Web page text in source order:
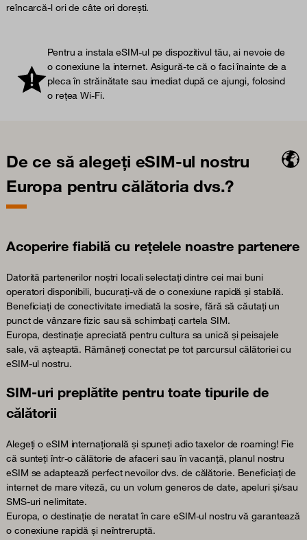
reîncarcă-l ori de câte ori dorești.
Pentru a instala eSIM-ul pe dispozitivul tău, ai nevoie de
o conexiune la internet. Asigură-te că o faci înainte de a
pleca în străinătate sau imediat după ce ajungi, folosind
o rețea Wi-Fi.
De ce să alegeți eSIM-ul nostru
Europa pentru călătoria dvs.?
Acoperire fiabilă cu rețelele noastre partenere
Datorită partenerilor noștri locali selectați dintre cei mai buni
operatori disponibili, bucurați-vă de o conexiune rapidă și stabilă.
Beneficiați de conectivitate imediată la sosire, fără să căutați un
punct de vânzare fizic sau să schimbați cartela SIM.
Europa, destinație apreciată pentru cultura sa unică și peisajele
sale, vă așteaptă. Rămâneți conectat pe tot parcursul călătoriei cu
eSIM-ul nostru.
SIM-uri preplătite pentru toate tipurile de
călătorii
Alegeți o eSIM internațională și spuneți adio taxelor de roaming! Fie
că sunteți într-o călătorie de afaceri sau în vacanță, planul nostru
eSIM se adaptează perfect nevoilor dvs. de călătorie. Beneficiați de
internet de mare viteză, cu un volum generos de date, apeluri și/sau
SMS-uri nelimitate.
Europa, o destinație de neratat în care eSIM-ul nostru vă garantează
o conexiune rapidă și neîntreruptă.